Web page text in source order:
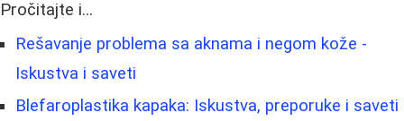
Pročitajte i...
Rešavanje problema sa aknama i negom kože -
Iskustva i saveti
Blefaroplastika kapaka: Iskustva, preporuke i saveti